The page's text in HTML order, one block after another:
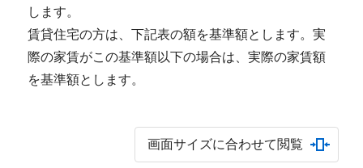
します。
賃貸住宅の方は、下記表の額を基準額とします。実
際の家賃がこの基準額以下の場合は、実際の家賃額
を基準額とします。
画面サイズに合わせて閲覧